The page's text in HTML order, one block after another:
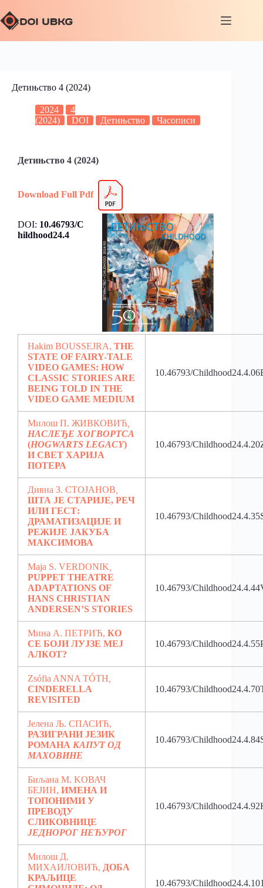
Детињство 4 (2024)
2024
4
(2024)
DOI Детињство Часописи
Детињство 4 (2024)
Download Full Pdf
DOI: 10.46793/C
hildhood24.4
Hakim BOUSSEJRA, THE
STATE OF FAIRY-TALE
VIDEO GAMES: HOW
CLASSIC STORIES ARE
BEING TOLD IN THE
VIDEO GAME MEDIUM
10.46793/
Милош П. ЖИВКОВИЋ
НАСЛЕЂЕ ХОГВОРТСА
(HOGWARTS LEGACY)
И СВЕТ ХАРИЈА
ПОТЕРА
10.46793/
Дивна З. СТОЈАНОВ
ШТА ЈЕ СТАРИЈЕ, РЕЧ
ИЛИ ГЕСТ:
ДРАМАТИЗАЦИЈЕ И
РЕЖИЈЕ ЈАКУБА
МАКСИМОВА
10.46793/
Maja S. VERDONIK
PUPPET THEATRE
ADAPTATIONS OF
HANS CHRISTIAN
ANDERSEN’S STORIES
10.46793/
Мина A. ПЕТРИЋ, КО
СЕ БОЈИ ЛУЈЗЕ МЕЈ
АЛКОТ?
10.46793/
Zsófia ANNA TÓTH
CINDERELLA
REVISITED
10.46793/
Јелена Љ. СПАСИЋ,
РАЗИГРАНИ ЈЕЗИК
РОМАНА КАПУТ ОД
МАХОВИНЕ
10.46793/
Биљана М. KOВАЧ
БЕЈИН, ИМЕНА И
ТОПОНИМИ У
ПРЕВОДУ
СЛИКОВНИЦЕ
ЈЕДНОРОГ НЕЋУРОГ
10.46793/
Милош Д.
МИХАИЛОВИЋ, ДОБА
КРАЉИЦЕ
10.46793/